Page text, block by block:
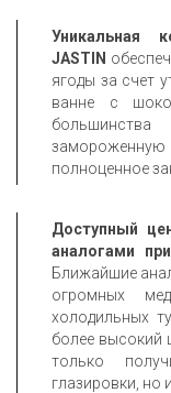
Уникальная
JASTIN
ягоды за счет
ванне с
полноценное
Доступный
аналогами
Ближайшие
огромных
холодильных
более высокий
только
глазировки, но